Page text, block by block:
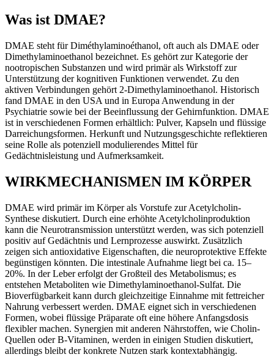
Was ist DMAE?
DMAE steht für Diméthylaminoéthanol, oft auch als DMAE oder
Dimethylaminoethanol bezeichnet. Es gehört zur Kategorie der
nootropischen Substanzen und wird primär als Wirkstoff zur
Unterstützung der kognitiven Funktionen verwendet. Zu den
aktiven Verbindungen gehört 2-Dimethylaminoethanol. Historisch
fand DMAE in den USA und in Europa Anwendung in der
Psychiatrie sowie bei der Beeinflussung der Gehirnfunktion. DMAE
ist in verschiedenen Formen erhältlich: Pulver, Kapseln und flüssige
Darreichungsformen. Herkunft und Nutzungsgeschichte reflektieren
seine Rolle als potenziell modulierendes Mittel für
Gedächtnisleistung und Aufmerksamkeit.
WIRKMECHANISMEN IM KÖRPER
DMAE wird primär im Körper als Vorstufe zur Acetylcholin-
Synthese diskutiert. Durch eine erhöhte Acetylcholinproduktion
kann die Neurotransmission unterstützt werden, was sich potenziell
positiv auf Gedächtnis und Lernprozesse auswirkt. Zusätzlich
zeigen sich antioxidative Eigenschaften, die neuroprotektive Effekte
begünstigen könnten. Die intestinale Aufnahme liegt bei ca. 15–
20%. In der Leber erfolgt der Großteil des Metabolismus; es
entstehen Metaboliten wie Dimethylaminoethanol-Sulfat. Die
Bioverfügbarkeit kann durch gleichzeitige Einnahme mit fettreicher
Nahrung verbessert werden. DMAE eignet sich in verschiedenen
Formen, wobei flüssige Präparate oft eine höhere Anfangsdosis
flexibler machen. Synergien mit anderen Nährstoffen, wie Cholin-
Quellen oder B-Vitaminen, werden in einigen Studien diskutiert,
allerdings bleibt der konkrete Nutzen stark kontextabhängig.